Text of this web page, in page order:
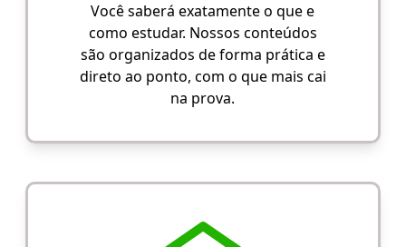
Você saberá exatamente o que e
como estudar. Nossos conteúdos
são organizados de forma prática e
direto ao ponto, com o que mais cai
na prova.